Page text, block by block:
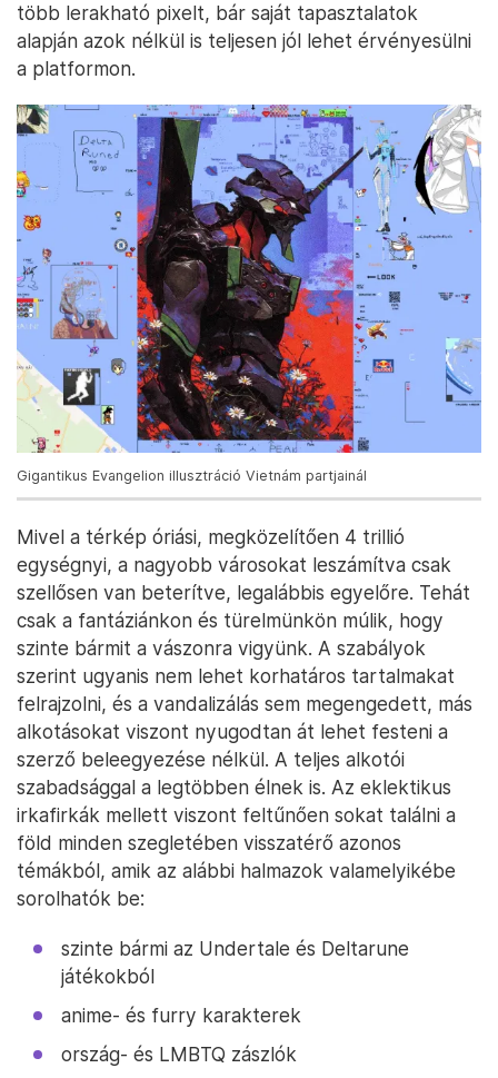
több lerakható pixelt, bár saját tapasztalatok
alapján azok nélkül is teljesen jól lehet érvényesülni
a platformon.
Gigantikus Evangelion illusztráció Vietnám partjainál
Mivel a térkép óriási, megközelítően 4 trillió
egységnyi, a nagyobb városokat leszámítva csak
szellősen van beterítve, legalábbis egyelőre. Tehát
csak a fantáziánkon és türelmünkön múlik, hogy
szinte bármit a vászonra vigyünk. A szabályok
szerint ugyanis nem lehet korhatáros tartalmakat
felrajzolni, és a vandalizálás sem megengedett, más
alkotásokat viszont nyugodtan át lehet festeni a
szerző beleegyezése nélkül. A teljes alkotói
szabadsággal a legtöbben élnek is. Az eklektikus
irkafirkák mellett viszont feltűnően sokat találni a
föld minden szegletében visszatérő azonos
témákból, amik az alábbi halmazok valamelyikébe
sorolhatók be:
szinte bármi az Undertale és Deltarune
játékokból
anime- és furry karakterek
ország- és LMBTQ zászlók